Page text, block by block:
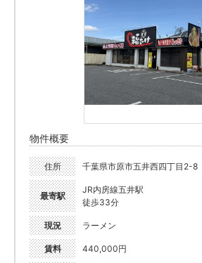
物件概要
住所 千葉県市原市五井西四丁目2-8
最寄駅
JR内房線五井駅
徒歩33分
現況 ラーメン
賃料 440,000円